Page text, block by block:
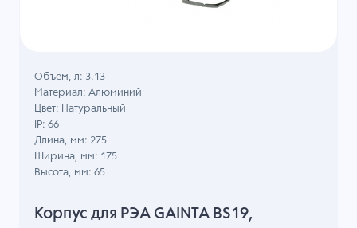
Корпус для РЭА GAINTA BS19,
Объем, л: 3.13
Материал: Алюминий
Цвет: Натуральный
IP: 66
Длина, мм: 275
Ширина, мм: 175
Высота, мм: 65